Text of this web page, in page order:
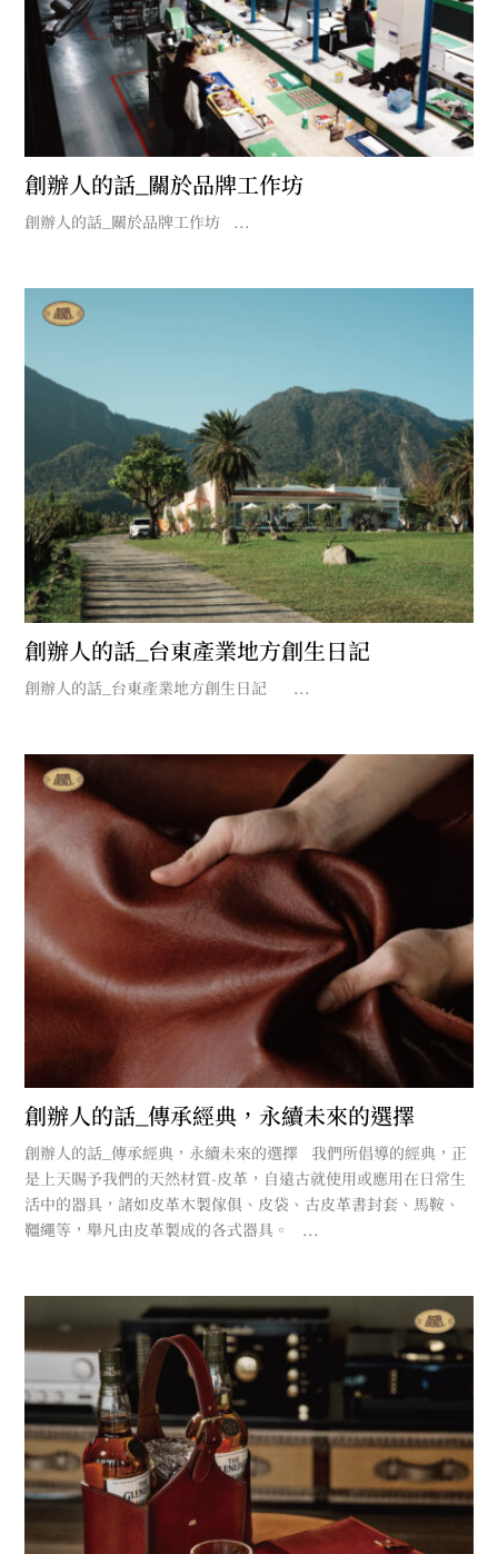
創辦人的話_關於品牌工作坊
創辦人的話_關於品牌工作坊 ...
創辦人的話_台東產業地方創生日記
創辦人的話_台東產業地方創生日記 ​ ...
創辦人的話_傳承經典，永續未來的選擇
創辦人的話_傳承經典，永續未來的選擇 我們所倡導的經典，正
是上天賜予我們的天然材質-皮革，自遠古就使用或應用在日常生
活中的器具，諸如皮革木製傢俱、皮袋、古皮革書封套、馬鞍、
韁繩等，舉凡由皮革製成的各式器具。 ...